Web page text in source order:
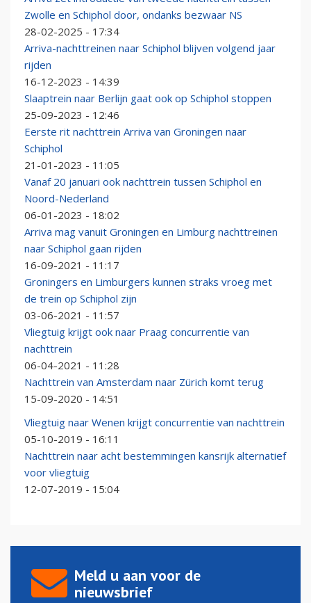
Zwolle en Schiphol door, ondanks bezwaar NS
28-02-2025 - 17:34
Arriva-nachttreinen naar Schiphol blijven volgend jaar
rijden
16-12-2023 - 14:39
Slaaptrein naar Berlijn gaat ook op Schiphol stoppen
25-09-2023 - 12:46
Eerste rit nachttrein Arriva van Groningen naar
Schiphol
21-01-2023 - 11:05
Vanaf 20 januari ook nachttrein tussen Schiphol en
Noord-Nederland
06-01-2023 - 18:02
Arriva mag vanuit Groningen en Limburg nachttreinen
naar Schiphol gaan rijden
16-09-2021 - 11:17
Groningers en Limburgers kunnen straks vroeg met
de trein op Schiphol zijn
03-06-2021 - 11:57
Vliegtuig krijgt ook naar Praag concurrentie van
nachttrein
06-04-2021 - 11:28
Nachttrein van Amsterdam naar Zürich komt terug
15-09-2020 - 14:51
Vliegtuig naar Wenen krijgt concurrentie van nachttrein
05-10-2019 - 16:11
Nachttrein naar acht bestemmingen kansrijk alternatief
voor vliegtuig
12-07-2019 - 15:04
Meld u aan voor de
nieuwsbrief